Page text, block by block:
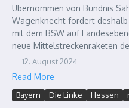
Übernommen von Bündnis
Wagenknecht fordert
mit dem BSW auf
neue Mittelstreckenraketen
12. August 2024
Read More
Bayern Die Linke Hessen